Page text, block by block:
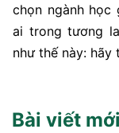
chọn ngành học
ai trong tương
như thế này: hãy
Bài viết mới